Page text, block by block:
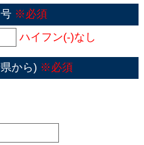
※必須
ハイフン(-)なし
から) ※必須